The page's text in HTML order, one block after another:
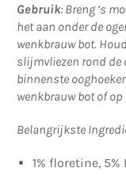
Gebruik: Breng ’s
het aan onder de
wenkbrauw bot.
slijmvliezen rond de
binnenste
wenkbrauw bot of
Belangrijkste
1% floretine,